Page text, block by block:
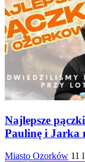
Najlepsze
Paulinę i Jarka
Miasto Ozorków 11